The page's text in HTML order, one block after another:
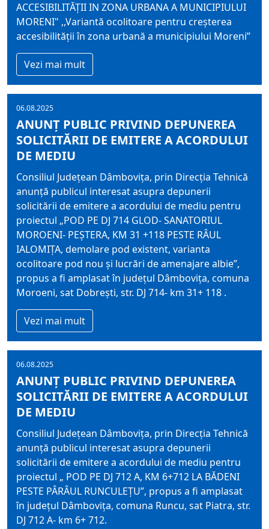
ACCESIBILITĂŢII IN ZONA URBANA A MUNICIPIULUI
MORENI" ,,Variantă ocolitoare pentru creșterea
accesibilității în zona urbană a municipiului Moreni”
Vezi mai mult
06.08.2025
ANUNŢ PUBLIC PRIVIND DEPUNEREA
SOLICITĂRII DE EMITERE A ACORDULUI
DE MEDIU
Consiliul Judeţean Dâmboviţa, prin Direcția Tehnică
anunţă publicul interesat asupra depunerii
solicitării de emitere a acordului de mediu pentru
proiectul „POD PE DJ 714 GLOD- SANATORIUL
MOROENI- PEȘTERA, KM 31 +118 PESTE RÂUL
IALOMIȚA, demolare pod existent, varianta
ocolitoare pod nou și lucrări de amenajare albie”,
propus a fi amplasat în judeţul Dâmboviţa, comuna
Moroeni, sat Dobrești, str. DJ 714- km 31+ 118 .
Vezi mai mult
06.08.2025
ANUNŢ PUBLIC PRIVIND DEPUNEREA
SOLICITĂRII DE EMITERE A ACORDULUI
DE MEDIU
Consiliul Judeţean Dâmboviţa, prin Direcția Tehnică
anunţă publicul interesat asupra depunerii
solicitării de emitere a acordului de mediu pentru
proiectul „ POD PE DJ 712 A, KM 6+712 LA BĂDENI
PESTE PÂRÂUL RUNCULEȚU”, propus a fi amplasat
în judeţul Dâmboviţa, comuna Runcu, sat Piatra, str.
DJ 712 A- km 6+ 712.